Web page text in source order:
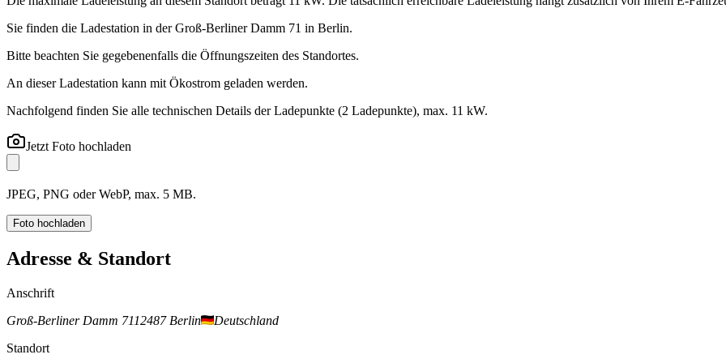
Sie finden die Ladestation in der Groß-Berliner Damm 71 in Berlin.
Bitte beachten Sie gegebenenfalls die Öffnungszeiten des Standortes.
An dieser Ladestation kann mit Ökostrom geladen werden.
Nachfolgend finden Sie alle technischen Details der Ladepunkte (2 Ladepunkte), max. 11 kW.
Jetzt Foto hochladen
JPEG, PNG oder WebP, max. 5 MB.
Foto hochladen
Adresse & Standort
Anschrift
Groß-Berliner Damm 7112487 Berlin
Deutschland
Standort